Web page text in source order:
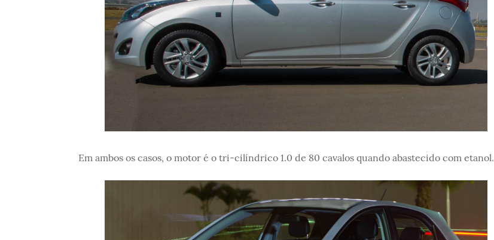
Em ambos os casos, o motor é o tri-cilíndrico 1.0 de 80 cavalos quando abastecido com etanol.